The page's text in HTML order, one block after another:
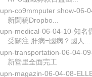
upn-co9mmputer show-06-
新聞稿Dropbo...
upn-medical-06-04-10-知名
受關注 肝病=國病？國人...
upn-transportation-06-04-
新營里全面完工
upn-magazin-06-04-08-